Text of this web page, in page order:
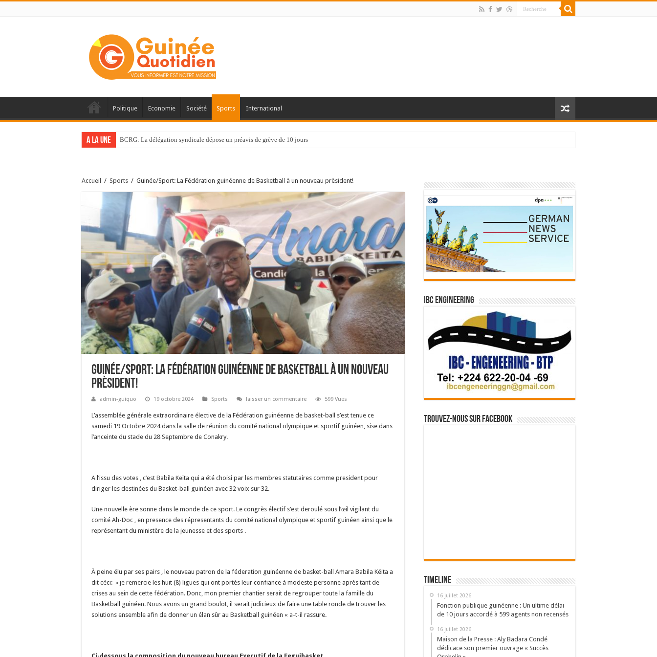
Politique Economie Société Sports International
A la une BCRG: La délégation syndicale dépose un préavis de grève de 10 jours
Accueil / Sports / Guinée/Sport: La Fédération guinéenne de Basketball à un nouveau prèsident!
Guinée/Sport: La Fédération guinéenne de Basketball à un nouveau
prèsident!
admin-guiquo 19 octobre 2024 Sports laisser un commentaire 599 Vues
L’assemblée générale extraordinaire élective de la Fédération guinéenne de basket-ball s’est tenue ce
samedi 19 Octobre 2024 dans la salle de réunion du comité national olympique et sportif guinéen, sise dans
l’anceinte du stade du 28 Septembre de Conakry.
A l’issu des votes , c’est Babila Keïta qui a été choisi par les membres statutaires comme president pour
diriger les destinées du Basket-ball guinéen avec 32 voix sur 32.
Une nouvelle ère sonne dans le monde de ce sport. Le congrès électif s’est deroulé sous l’œil vigilant du
comité Ah-Doc , en presence des répresentants du comité national olympique et sportif guinéen ainsi que le
représentant du ministère de la jeunesse et des sports .
À peine élu par ses pairs , le nouveau patron de la féderation guinéenne de basket-ball Amara Babila Kéita a
dit céci: » je remercie les huit (8) ligues qui ont portés leur confiance à modeste personne après tant de
crises au sein de cette fédération. Donc, mon premier chantier serait de regrouper toute la famille du
Basketball guinéen. Nous avons un grand boulot, il serait judicieux de faire une table ronde de trouver les
solutions ensemble afin de donner un élan sûr au Basketball guinéen « a-t-il rassure.
IBC Engineering
Trouvez-nous sur Facebook
Timeline
16 juillet 2026
Fonction publique guinéenne : Un ultime délai
de 10 jours accordé à 599 agents non recensés
16 juillet 2026
Maison de la Presse : Aly Badara Condé
dédicace son premier ouvrage « Succès